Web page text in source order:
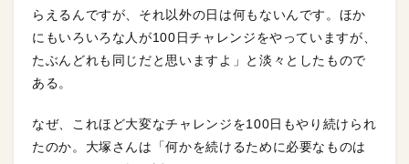
らえるんですが、それ以外の日は何もないんです。ほか
にもいろいろな人が100日チャレンジをやっていますが、
たぶんどれも同じだと思いますよ」と淡々としたもので
ある。
なぜ、これほど大変なチャレンジを100日もやり続けられ
たのか。大塚さんは「何かを続けるために必要なものは